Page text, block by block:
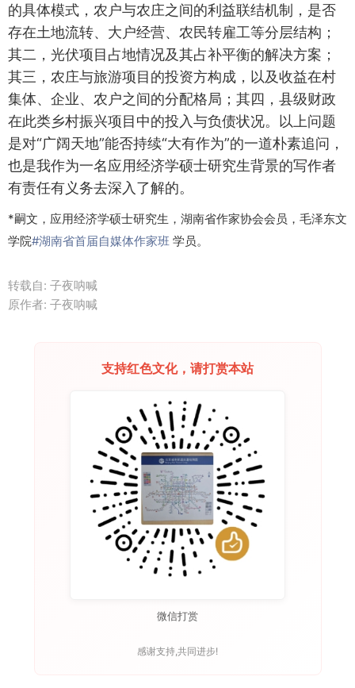
的具体模式，农户与农庄之间的利益联结机制，是否
存在土地流转、大户经营、农民转雇工等分层结构；
其二，光伏项目占地情况及其占补平衡的解决方案；
其三，农庄与旅游项目的投资方构成，以及收益在村
集体、企业、农户之间的分配格局；其四，县级财政
在此类乡村振兴项目中的投入与负债状况。以上问题
是对“广阔天地”能否持续“大有作为”的一道朴素追问，
也是我作为一名应用经济学硕士研究生背景的写作者
有责任有义务去深入了解的。
*嗣文，应用经济学硕士研究生，湖南省作家协会会员，毛泽东文
学院#湖南省首届自媒体作家班 学员。
转载自: 子夜呐喊
原作者: 子夜呐喊
支持红色文化，请打赏本站
微信打赏
感谢支持,共同进步!